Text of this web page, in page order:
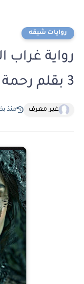
روايات شيقه
رواية غراب
3 بقلم رحمة أيمن
غير معرف منذ